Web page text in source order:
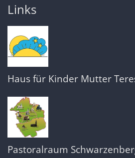
Links
Haus für Kinder Mutter
Pastoralraum